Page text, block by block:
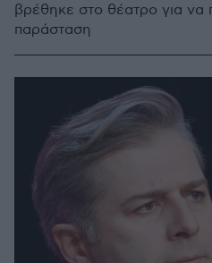
βρέθηκε στο θέατρο για να
παράσταση